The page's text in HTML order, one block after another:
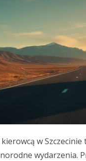
w
wydarzenia.